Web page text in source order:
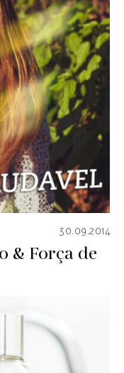
30.09.2014
& Força de